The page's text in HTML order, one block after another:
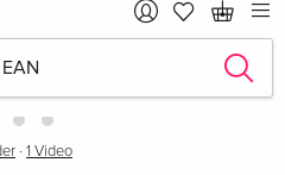
· 1 Video